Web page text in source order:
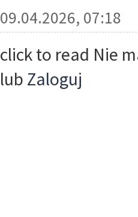
09.04.2026, 07:18
click to read Nie
lub Zaloguj